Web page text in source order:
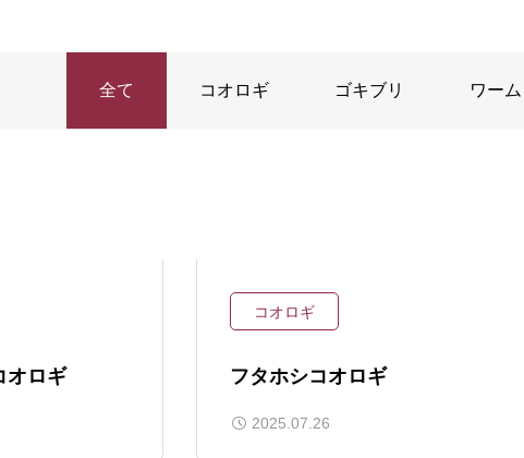
全て コオロギ ゴキブリ ワーム
オロギ
コオロギ
フタホシコオロギ
2025.07.26